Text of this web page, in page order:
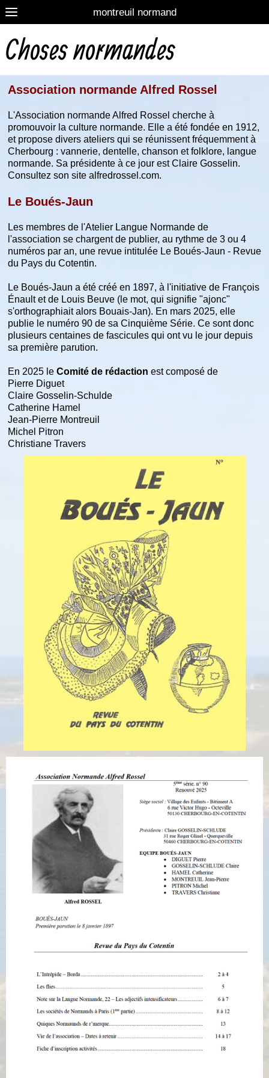
montreuil normand
Choses normandes
Association normande Alfred Rossel
L'Association normande Alfred Rossel cherche à
promouvoir la culture normande. Elle a été fondée en 1912,
et propose divers ateliers qui se réunissent fréquemment à
Cherbourg : vannerie, dentelle, chanson et folklore, langue
normande. Sa présidente à ce jour est Claire Gosselin.
Consultez son site alfredrossel.com.
Le Boués-Jaun
Les membres de l'Atelier Langue Normande de
l'association se chargent de publier, au rythme de 3 ou 4
numéros par an, une revue intitulée Le Boués-Jaun - Revue
du Pays du Cotentin.
Le Boués-Jaun a été créé en 1897, à l'initiative de François
Énault et de Louis Beuve (le mot, qui signifie "ajonc"
s'orthographiait alors Bouais-Jan). En mars 2025, elle
publie le numéro 90 de sa Cinquième Série. Ce sont donc
plusieurs centaines de fascicules qui ont vu le jour depuis
sa première parution.
En 2025 le Comité de rédaction est composé de
Pierre Diguet
Claire Gosselin-Schulde
Catherine Hamel
Jean-Pierre Montreuil
Michel Pitron
Christiane Travers